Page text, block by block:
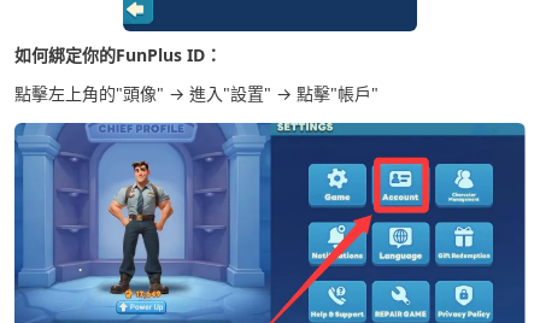
如何綁定你的FunPlus ID：
點擊左上角的"頭像" → 進入"設置" → 點擊"帳戶"